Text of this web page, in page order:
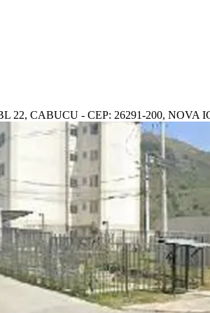
CABUCU - CEP: 26291-200, NOVA